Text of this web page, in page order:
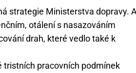
strategie Ministerstva dopravy.
otálení s nasazováním
drah, které vedlo také k
tristních pracovních podmínek